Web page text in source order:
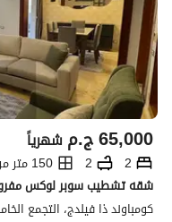
ج.م65,000 شهرياً
2
2
150 متر مربع
كومباوند ذا فيلدج، التجمع